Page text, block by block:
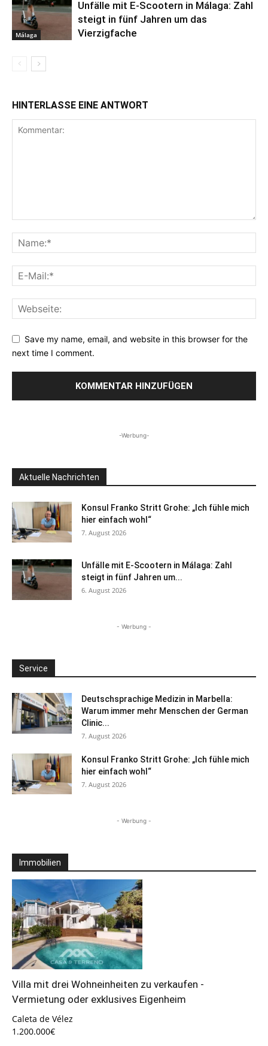
Málaga
Unfälle mit E-Scootern in Málaga: Zahl
steigt in fünf Jahren um das
Vierzigfache
HINTERLASSE EINE ANTWORT
Save my name, email, and website in this browser for the
next time I comment.
-Werbung-
Aktuelle Nachrichten
Konsul Franko Stritt Grohe: „Ich fühle mich
hier einfach wohl“
7. August 2026
Unfälle mit E-Scootern in Málaga: Zahl
steigt in fünf Jahren um...
6. August 2026
- Werbung -
Service
Deutschsprachige Medizin in Marbella:
Warum immer mehr Menschen der German
Clinic...
7. August 2026
Konsul Franko Stritt Grohe: „Ich fühle mich
hier einfach wohl“
7. August 2026
- Werbung -
Immobilien
Villa mit drei Wohneinheiten zu verkaufen -
Vermietung oder exklusives Eigenheim
Caleta de Vélez
1.200.000€